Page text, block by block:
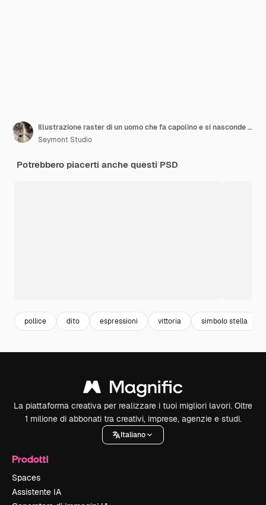
Illustrazione raster di un uomo che fa capolino e si nasconde dietro una tela bianca Un giovane ragazzo con una maglietta gialla mostra un foglio bianco, un nuovo documento, un muro bianco, un'opera d'arte di rendering 3D per le imprese
Seymont Studio
Potrebbero piacerti anche questi PSD
pollice dito espressioni vittoria simbolo stella
La piattaforma creativa per realizzare i tuoi migliori lavori. Oltre
1 milione di abbonati tra creativi, imprese, agenzie e studi.
Italiano
Prodotti
Spaces
Assistente IA